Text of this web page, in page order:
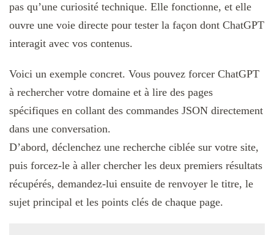
pas qu’une curiosité technique. Elle fonctionne, et elle
ouvre une voie directe pour tester la façon dont ChatGPT
interagit avec vos contenus.
Voici un exemple concret. Vous pouvez forcer ChatGPT
à rechercher votre domaine et à lire des pages
spécifiques en collant des commandes JSON directement
dans une conversation.
D’abord, déclenchez une recherche ciblée sur votre site,
puis forcez-le à aller chercher les deux premiers résultats
récupérés, demandez-lui ensuite de renvoyer le titre, le
sujet principal et les points clés de chaque page.